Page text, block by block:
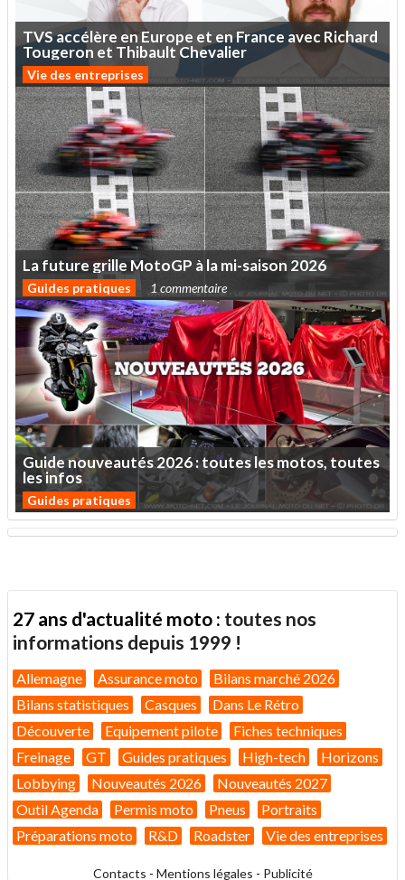
TVSaccélère enEurope et enFrance avecRichard
Tougeron et Thibault Chevalier
Vie des entreprises
Lafuturegrille MotoGP àlami-saison 2026
Guides pratiques 1 commentaire
Guidenouveautés2026:touteslesmotos,toutes
lesinfos
Guides pratiques
27 ans d'actualité moto : toutes nos
informations depuis 1999 !
Allemagne Assurance moto
Bilans marché 2026
Bilans statistiques
Casques
Dans Le Rétro
Découverte
Equipement pilote
Fiches techniques
Freinage
GT Guides pratiques High-tech
Horizons
Lobbying
Nouveautés 2026
Nouveautés 2027
Outil Agenda
Permis moto Pneus
Portraits
Préparations moto
R&D Roadster Vie des entreprises
Contacts - Mentions légales - Publicité